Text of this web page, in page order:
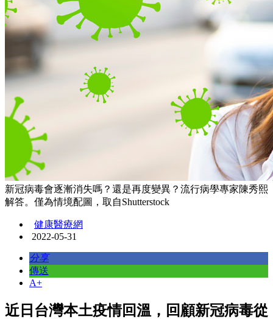
新冠病毒會逐漸消失嗎？還是再度變異？流行病學專家陳秀熙
解答。僅為情境配圖，取自Shutterstock
健康醫療網
2022-05-31
分享
傳送
A+
近日台灣本土疫情回溫，回顧新冠病毒從